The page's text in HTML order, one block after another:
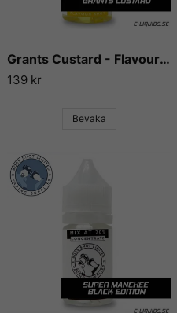
Grants Custard - Flavour Boss
139 kr
Bevaka